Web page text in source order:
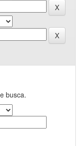
busca.